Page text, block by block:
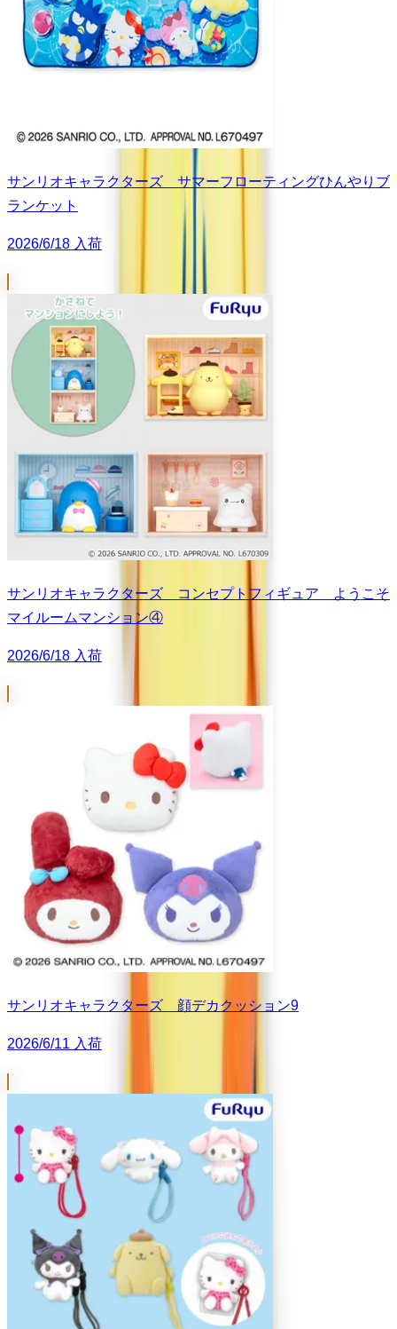
サンリオキャラクターズ サマーフローティングひんやりブ
ランケット
2026/6/18 入荷
サンリオキャラクターズ コンセプトフィギュア ようこそ
マイルームマンション④
2026/6/18 入荷
サンリオキャラクターズ 顔デカクッション9
2026/6/11 入荷